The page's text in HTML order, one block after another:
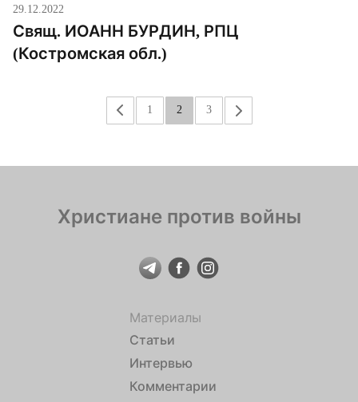
29.12.2022
Свящ. ИОАНН БУРДИН, РПЦ
(Костромская обл.)
« 1 2 3 »
Христиане против войны
Материалы
Статьи
Интервью
Комментарии